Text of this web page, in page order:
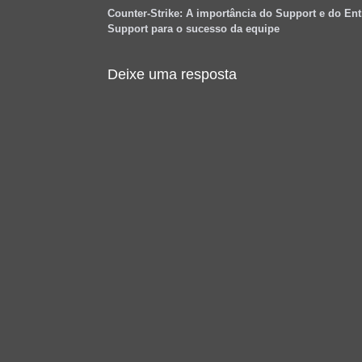
Counter-Strike: A importância do Support e do
Support para o sucesso da equipe
Deixe uma resposta